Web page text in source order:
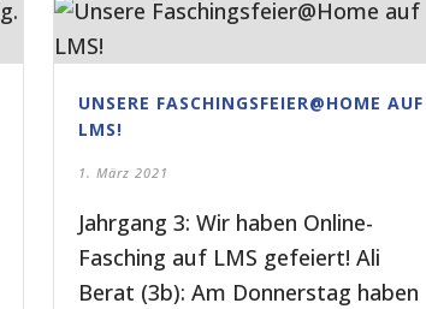
UNSERE FASCHINGSFEIER@HOME AUF
LMS!
1. März 2021
Jahrgang 3: Wir haben Online-
Fasching auf LMS gefeiert! Ali
Berat (3b): Am Donnerstag haben